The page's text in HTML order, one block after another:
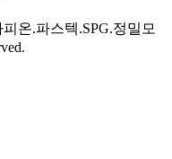
온.파스텍.SPG.정밀모